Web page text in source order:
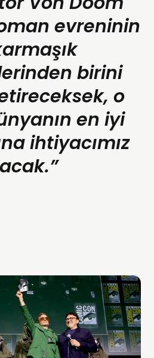
evreninin
birini
o
en iyi
ihtiyacımız